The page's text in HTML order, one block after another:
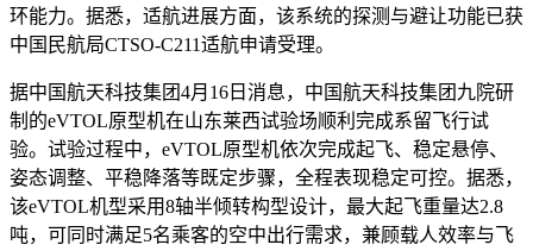
环能力。据悉，适航进展方面，该系统的探测与避让功能已获
中国民航局CTSO-C211适航申请受理。
据中国航天科技集团4月16日消息，中国航天科技集团九院研
制的eVTOL原型机在山东莱西试验场顺利完成系留飞行试
验。试验过程中，eVTOL原型机依次完成起飞、稳定悬停、
姿态调整、平稳降落等既定步骤，全程表现稳定可控。据悉，
该eVTOL机型采用8轴半倾转构型设计，最大起飞重量达2.8
吨，可同时满足5名乘客的空中出行需求，兼顾载人效率与飞